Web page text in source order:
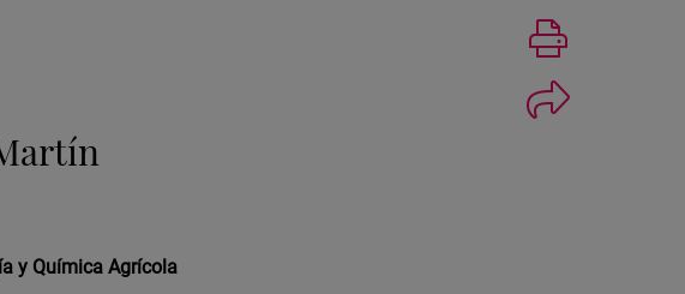
y Química Agrícola